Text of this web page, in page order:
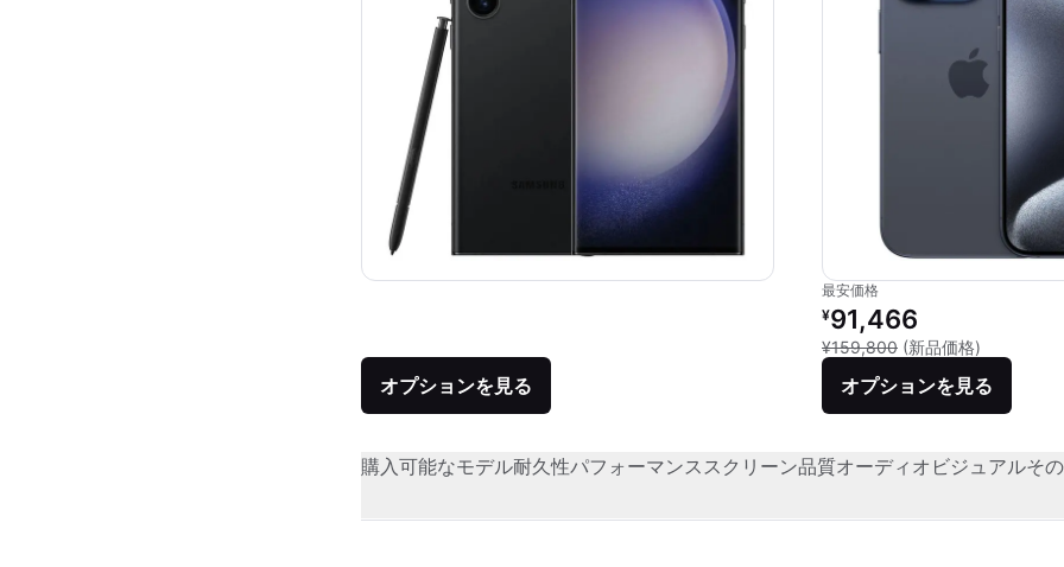
オプションを見る
最安価格
リファービッシュ品の価格：
¥91,466
¥159,800 (新品価格)
オプションを見る
購入可能なモデル耐久性パフォーマンススクリーン品質オーディオビジュアルそ